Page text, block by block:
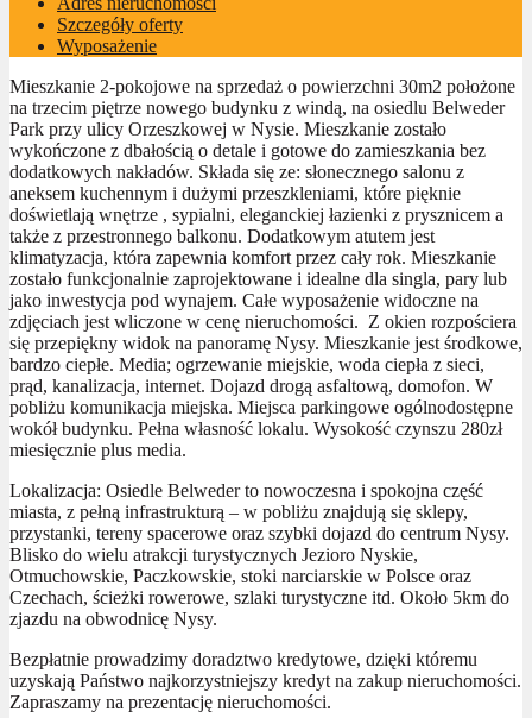
Szczegóły oferty
Wyposażenie
Mieszkanie 2-pokojowe na sprzedaż o powierzchni 30m2 położone
na trzecim piętrze nowego budynku z windą, na osiedlu Belweder
Park przy ulicy Orzeszkowej w Nysie. Mieszkanie zostało
wykończone z dbałością o detale i gotowe do zamieszkania bez
dodatkowych nakładów. Składa się ze: słonecznego salonu z
aneksem kuchennym i dużymi przeszkleniami, które pięknie
doświetlają wnętrze , sypialni, eleganckiej łazienki z prysznicem a
także z przestronnego balkonu. Dodatkowym atutem jest
klimatyzacja, która zapewnia komfort przez cały rok. Mieszkanie
zostało funkcjonalnie zaprojektowane i idealne dla singla, pary lub
jako inwestycja pod wynajem. Całe wyposażenie widoczne na
zdjęciach jest wliczone w cenę nieruchomości. Z okien rozpościera
się przepiękny widok na panoramę Nysy. Mieszkanie jest środkowe,
bardzo ciepłe. Media; ogrzewanie miejskie, woda ciepła z sieci,
prąd, kanalizacja, internet. Dojazd drogą asfaltową, domofon. W
pobliżu komunikacja miejska. Miejsca parkingowe ogólnodostępne
wokół budynku. Pełna własność lokalu. Wysokość czynszu 280zł
miesięcznie plus media.
Lokalizacja: Osiedle Belweder to nowoczesna i spokojna część
miasta, z pełną infrastrukturą – w pobliżu znajdują się sklepy,
przystanki, tereny spacerowe oraz szybki dojazd do centrum Nysy.
Blisko do wielu atrakcji turystycznych Jezioro Nyskie,
Otmuchowskie, Paczkowskie, stoki narciarskie w Polsce oraz
Czechach, ścieżki rowerowe, szlaki turystyczne itd. Około 5km do
zjazdu na obwodnicę Nysy.
Bezpłatnie prowadzimy doradztwo kredytowe, dzięki któremu
uzyskają Państwo najkorzystniejszy kredyt na zakup nieruchomości.
Zapraszamy na prezentację nieruchomości.